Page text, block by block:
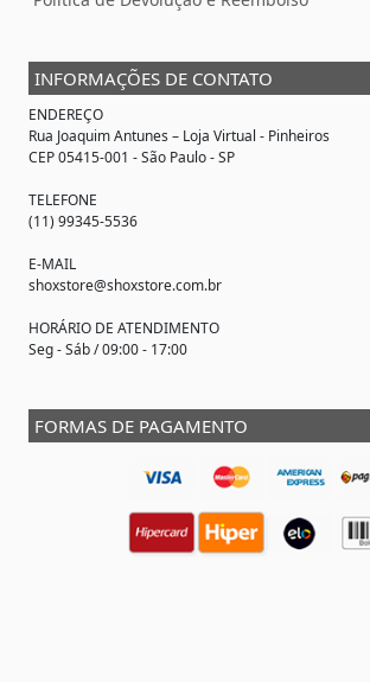
INFORMAÇÕES DE CONTATO
ENDEREÇO
Rua Joaquim Antunes – Loja Virtual - Pinheiros
CEP 05415-001 - São Paulo - SP
TELEFONE
(11) 99345-5536
E-MAIL
shoxstore@shoxstore.com.br
HORÁRIO DE ATENDIMENTO
Seg - Sáb / 09:00 - 17:00
FORMAS DE PAGAMENTO